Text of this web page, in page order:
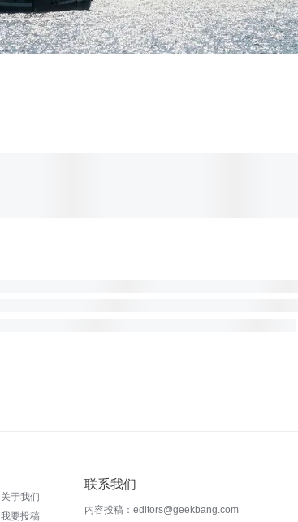
关于我们
我要投稿
联系我们
内容投稿：editors@geekbang.com